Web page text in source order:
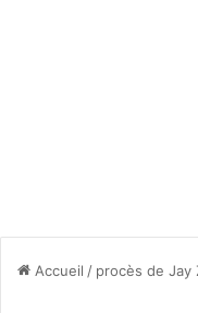
Accueil / procès de Jay